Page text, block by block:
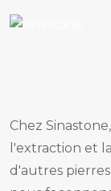
Chez
l'extraction et
d'autres